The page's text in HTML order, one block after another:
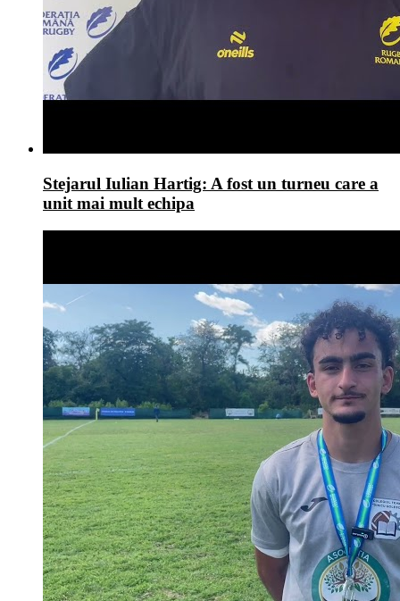
Stejarul Iulian Hartig: A fost un turneu care a
unit mai mult echipa